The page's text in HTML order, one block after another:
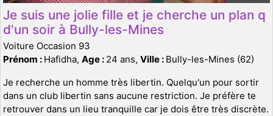
Je suis une jolie fille et je cherche un plan q
d'un soir à Bully-les-Mines
Voiture Occasion 93
Prénom : Hafidha, Age : 24 ans, Ville : Bully-les-Mines (62)
Je recherche un homme très libertin. Quelqu'un pour sortir
dans un club libertin sans aucune restriction. Je préfère te
retrouver dans un lieu tranquille car je dois être très discrète.